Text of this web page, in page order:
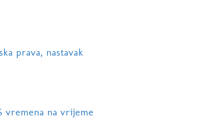
prava, nastavak
vremena na vrijeme